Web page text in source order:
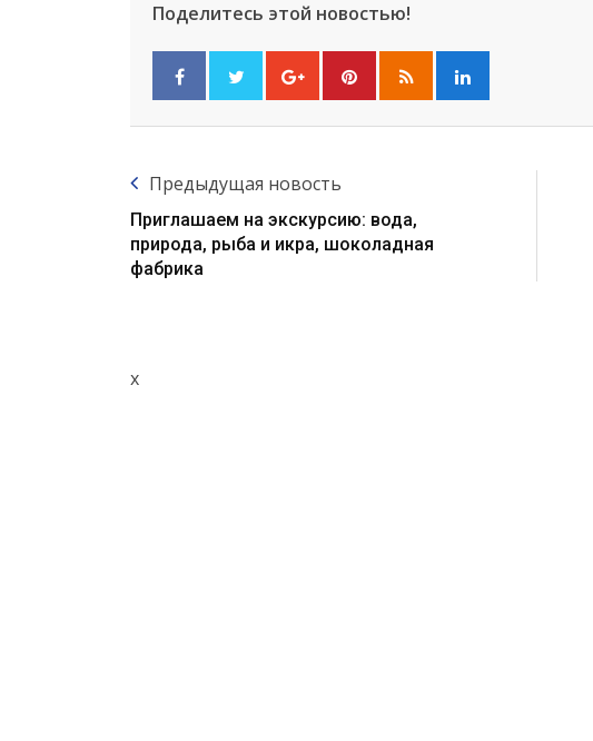
Поделитесь этой новостью!
Предыдущая новость
Приглашаем на экскурсию: вода,
природа, рыба и икра, шоколадная
фабрика
x